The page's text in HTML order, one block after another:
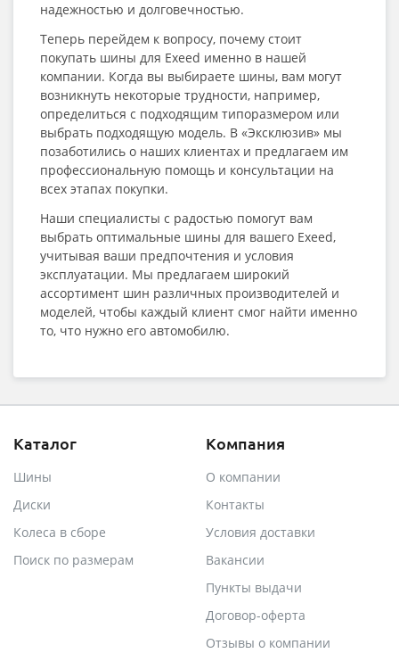
надежностью и долговечностью.
Теперь перейдем к вопросу, почему стоит
покупать шины для Exeed именно в нашей
компании. Когда вы выбираете шины, вам могут
возникнуть некоторые трудности, например,
определиться с подходящим типоразмером или
выбрать подходящую модель. В «Эксклюзив» мы
позаботились о наших клиентах и предлагаем им
профессиональную помощь и консультации на
всех этапах покупки.
Наши специалисты с радостью помогут вам
выбрать оптимальные шины для вашего Exeed,
учитывая ваши предпочтения и условия
эксплуатации. Мы предлагаем широкий
ассортимент шин различных производителей и
моделей, чтобы каждый клиент смог найти именно
то, что нужно его автомобилю.
Каталог
Шины
Диски
Колеса в сборе
Поиск по размерам
Компания
О компании
Контакты
Условия доставки
Вакансии
Пункты выдачи
Договор-оферта
Отзывы о компании